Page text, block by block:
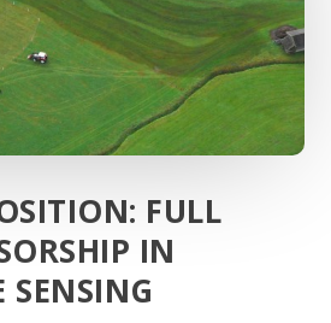
FULL
IN
SENSING